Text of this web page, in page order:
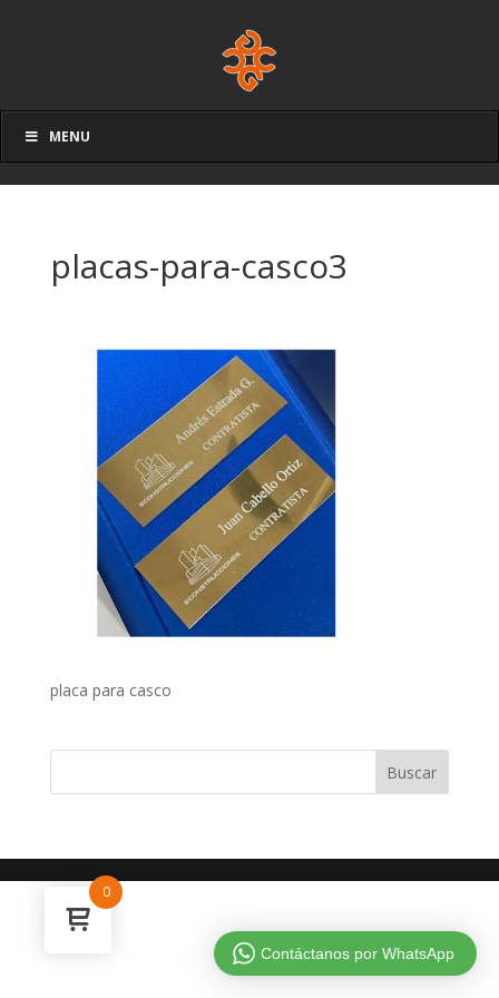
MENU
placas-para-casco3
placa para casco
0
Contáctanos por WhatsApp